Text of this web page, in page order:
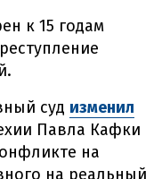
к 15 годам
суд изменил
Павла Кафки
на
на реальный